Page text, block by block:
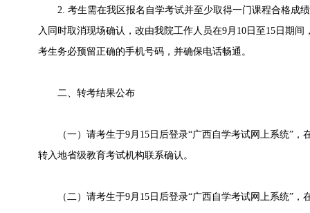
2. 考生需在我区报名自学考试并至少取得一门课程合格成
入同时取消现场确认，改由我院工作人员在9月10日至15日期
考生务必预留正确的手机号码，并确保电话畅通。
二、转考结果公布
（一）请考生于9月15日后登录“广西自学考试网上系统”，
转入地省级教育考试机构联系确认。
（二）请考生于9月15日后登录“广西自学考试网上系统”，